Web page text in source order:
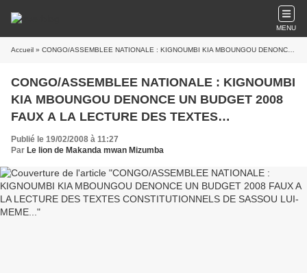
MENU
Accueil » CONGO/ASSEMBLEE NATIONALE : KIGNOUMBI KIA MBOUNGOU DENONCE UN BUDGET 2008 FAUX A LA LECTURE DES TEXTES CONSTITUTIONNELS DE SASSOU LUI-MEME...
CONGO/ASSEMBLEE NATIONALE : KIGNOUMBI
KIA MBOUNGOU DENONCE UN BUDGET 2008
FAUX A LA LECTURE DES TEXTES
CONSTITUTIONNELS DE SASSOU LUI-MEME...
Publié le 19/02/2008 à 11:27
Par Le lion de Makanda mwan Mizumba